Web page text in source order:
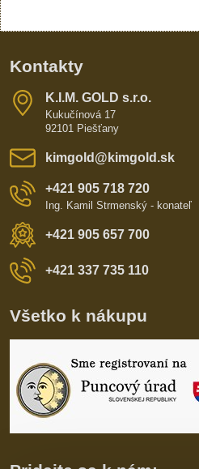
Kontakty
K​​.I​​.M​​. GOLD s​​.r​​.o​​.
Kukučínová 17
92101 Piešťany
kimgold​@kimgold​.sk
+421 905 718 720
Ing. Kamil Strmenský - konateľ
+421 905 657 700
+421 337 735 110
Všetko k nákupu